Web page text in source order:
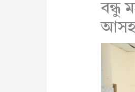
বন্ধু